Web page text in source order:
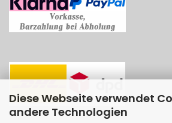
Diese Webseite verwendet
andere Technologien